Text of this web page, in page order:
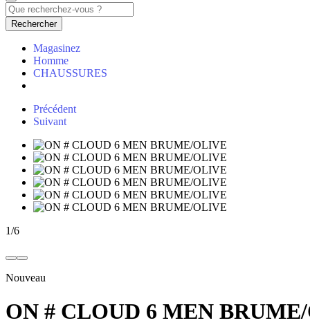
Rechercher
Magasinez
Homme
CHAUSSURES
Précédent
Suivant
1/6
Nouveau
ON # CLOUD 6 MEN